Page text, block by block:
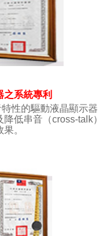
之系統專利
性的驅動液晶顯示器
低串音（cross-talk）
。